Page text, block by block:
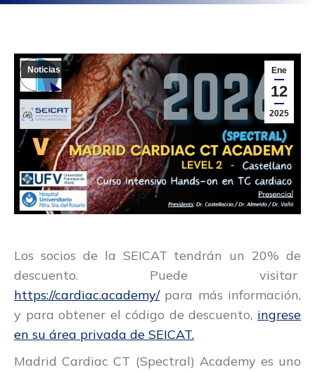
Ene
12
2025
Noticias
Los socios de la SEICAT tendrán un 20% de
descuento. Puede visitar
https://cardiac.academy/para más información,
y para obtener el código de descuento, ingrese
en su área privada de SEICAT.
Madrid Cardiac CT (Spectral) Academy es uno